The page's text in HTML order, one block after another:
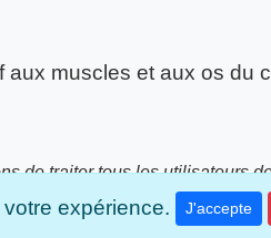
expérience. J'accepte
aux muscles et aux os du
de traiter tous les utilisateurs
au féminin ou au
tout le monde se sente inclus